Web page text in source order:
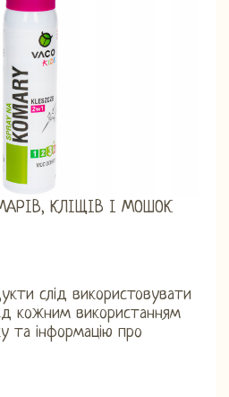
КЛІЩІВ І МОШОК
слід використовувати
кожним використанням
та інформацію про